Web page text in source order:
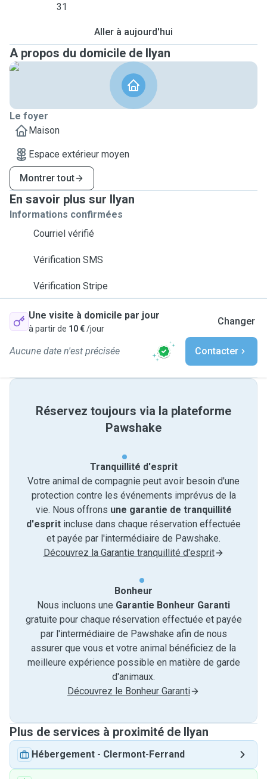
31
Aller à aujourd'hui
A propos du domicile de Ilyan
Le foyer
Maison
Espace extérieur moyen
Montrer tout
En savoir plus sur Ilyan
Informations confirmées
Courriel vérifié
Vérification SMS
Vérification Stripe
Une visite à domicile par jour
à partir de 10 €/jour
Changer
Aucune date n'est précisée Contacter
Réservez toujours via la plateforme
Pawshake
Tranquillité d'esprit
Votre animal de compagnie peut avoir besoin d'une
protection contre les événements imprévus de la
vie. Nous offrons une garantie de tranquillité
d'esprit incluse dans chaque réservation effectuée
et payée par l'intermédiaire de Pawshake.
Découvrez la Garantie tranquillité d'esprit
Bonheur
Nous incluons une Garantie Bonheur Garanti
gratuite pour chaque réservation effectuée et payée
par l'intermédiaire de Pawshake afin de nous
assurer que vous et votre animal bénéficiez de la
meilleure expérience possible en matière de garde
d'animaux.
Découvrez le Bonheur Garanti
Plus de services à proximité de Ilyan
Hébergement - Clermont-Ferrand